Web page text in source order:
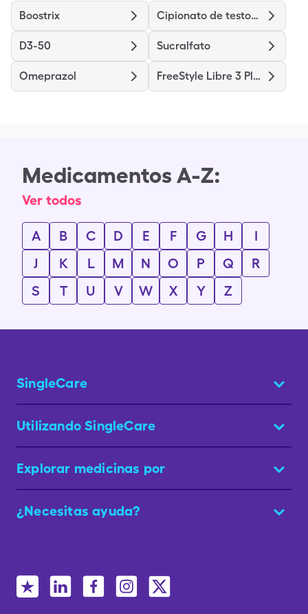
Boostrix Cipionato de testosterona
D3-50 Sucralfato
Omeprazol FreeStyle Libre 3 Plus Sensor
Medicamentos A-Z:
Ver todos
A B C D E F G H
I
J
K L M N O P Q
R
S
T U V W X Y Z
SingleCare
Utilizando SingleCare
Explorar medicinas por
¿Necesitas ayuda?